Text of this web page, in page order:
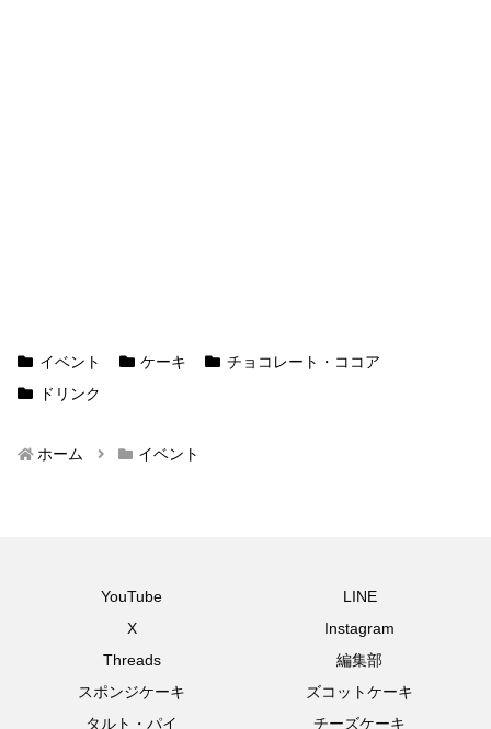
イベント ケーキ
チョコレート・ココア
ドリンク
ホーム イベント
YouTube
LINE
X
Instagram
Threads
編集部
スポンジケーキ
ズコットケーキ
タルト・パイ
チーズケーキ